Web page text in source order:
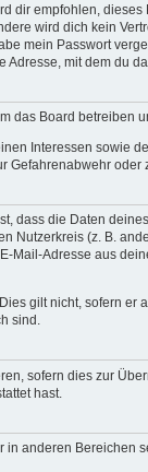
dir empfohlen,
wird dich kein
mein Passwort
mit dem du
das Board betreiben
Interessen sowie
dass die Daten
(z. B.
Adresse aus
gilt nicht, sofern
sind.
sofern dies zur
hast.
anderen